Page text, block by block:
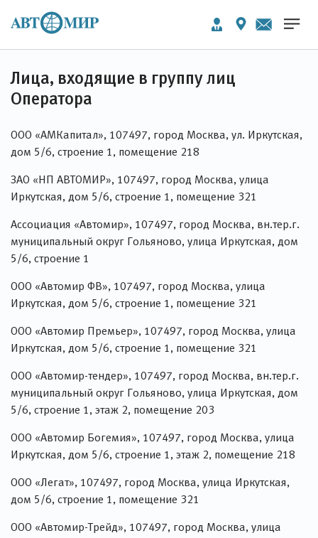
Лица, входящие в группу лиц
Оператора
ООО «АМКапитал», 107497, город Москва, ул. Иркутская,
дом 5/6, строение 1, помещение 218
ЗАО «НП АВТОМИР», 107497, город Москва, улица
Иркутская, дом 5/6, строение 1, помещение 321
Ассоциация «Автомир», 107497, город Москва, вн.тер.г.
муниципальный округ Гольяново, улица Иркутская, дом
5/6, строение 1
ООО «Автомир ФВ», 107497, город Москва, улица
Иркутская, дом 5/6, строение 1, помещение 321
ООО «Автомир Премьер», 107497, город Москва, улица
Иркутская, дом 5/6, строение 1, помещение 321
ООО «Автомир-тендер», 107497, город Москва, вн.тер.г.
муниципальный округ Гольяново, улица Иркутская, дом
5/6, строение 1, этаж 2, помещение 203
ООО «Автомир Богемия», 107497, город Москва, улица
Иркутская, дом 5/6, строение 1, этаж 2, помещение 218
ООО «Легат», 107497, город Москва, улица Иркутская,
дом 5/6, строение 1, помещение 321
ООО «Автомир-Трейд», 107497, город Москва, улица